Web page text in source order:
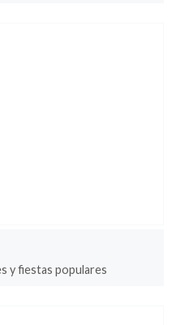
y fiestas populares